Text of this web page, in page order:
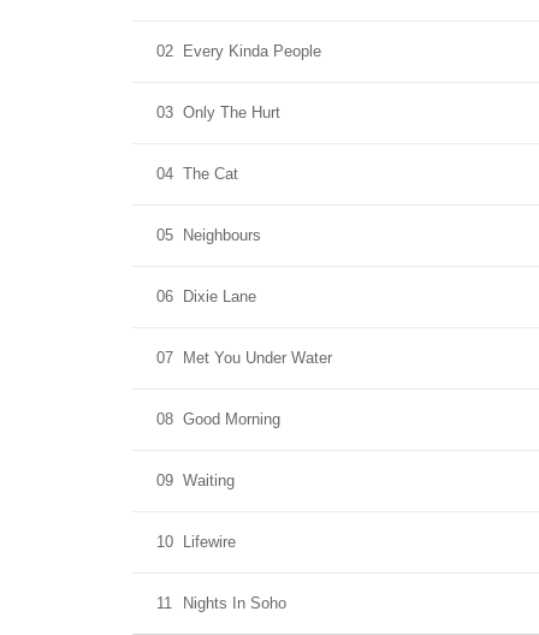
02 Every Kinda People
03 Only The Hurt
04 The Cat
05 Neighbours
06 Dixie Lane
07 Met You Under Water
08 Good Morning
09 Waiting
10 Lifewire
11 Nights In Soho